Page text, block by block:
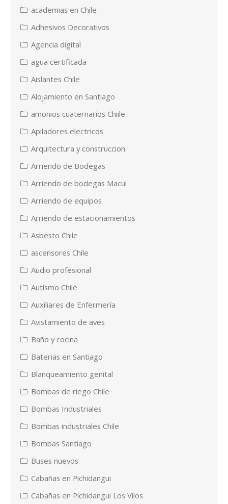
academias en Chile
Adhesivos Decorativos
Agencia digital
agua certificada
Aislantes Chile
Alojamiento en Santiago
amonios cuaternarios Chiile
Apiladores electricos
Arquitectura y construccion
Arriendo de Bodegas
Arriendo de bodegas Macul
Arriendo de equipos
Arriendo de estacionamientos
Asbesto Chile
ascensores Chile
Audio profesional
Autismo Chile
Auxiliares de Enfermería
Avistamiento de aves
Baño y cocina
Baterias en Santiago
Blanqueamiento genital
Bombas de riego Chile
Bombas Industriales
Bombas industriales Chile
Bombas Santiago
Buses nuevos
Cabañas en Pichidangui
Cabañas en Pichidangui Los Vilos